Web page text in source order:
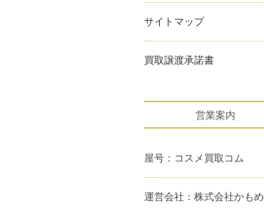
サイトマップ
買取譲渡承諾書
営業案内
屋号：コスメ買取コム
運営会社：株式会社かもめ